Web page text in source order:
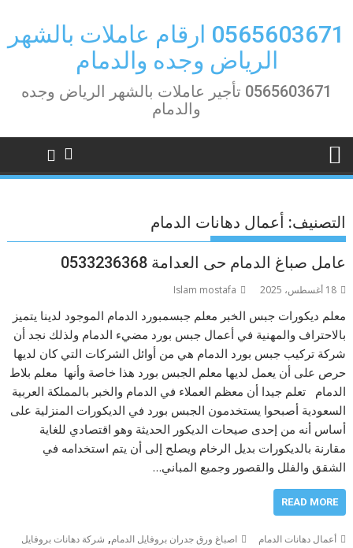
content
0565603671 ارقام عاملات بالشهر
الرياض وجده والدمام
0565603671 تأجير عاملات بالشهر الرياض وجده
والدمام
التصنيف: أعمال دهانات الدمام
عامل صباغ الدمام حى العدامة 0533236368
18 أغسطس، 2025 Islam mostafa
معلم ديكورات جبس الخبر معلم جبسمبورد الدمام الموجود لدينا يتميز
بالاحتراف والمهنية في أعمال جبس بورد مضيء الدمام ولذلك نجد أن
شركة تركيب جبس بورد الدمام هي من أوائل الشركات التي كان لديها
حرص على أن يعمل لديها معلم الجبس بورد هذا خاصة وأنها معلم بلاط
الدمام تعلم جيدا أن معظم العملاء في الدمام والخبر بالمملكة العربية
السعودية أصبحوا يستخدمون الجبس بورد في الديكورات المنزلية على
أساس أنه من إحدى صيحات الديكور الحديثة وهو اقتصادي للغاية
مقارنة بالديكورات بديل الرخام ويصلح إلى أن يتم استخدامه في
الشقق والفلل والقصور وجميع المباني…
READ MORE
أعمال دهانات الدمام اصباغ ورق جدران بروفايل الدمام, شركة دهانات بروفايل